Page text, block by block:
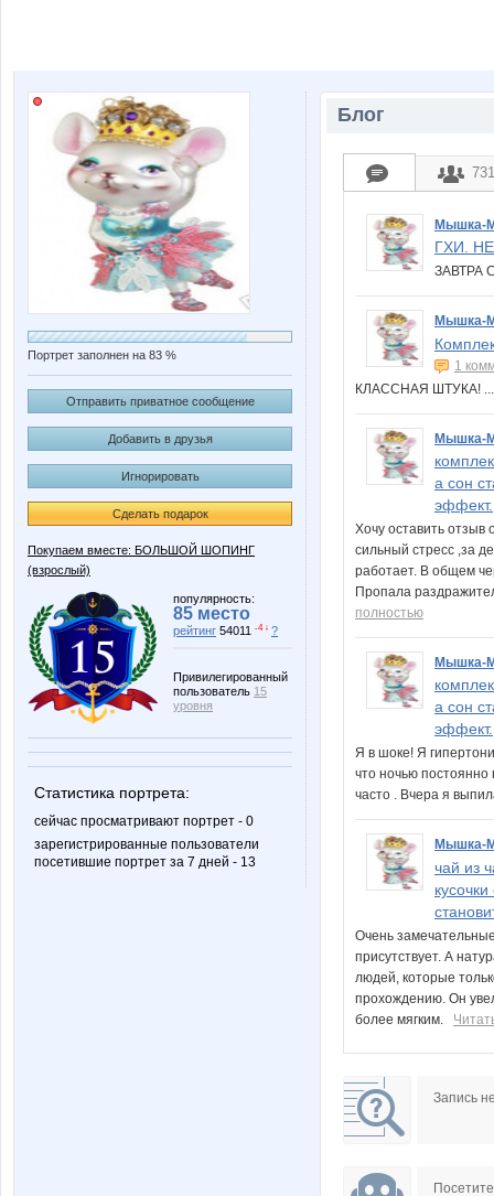
Портрет заполнен на 83 %
Отправить приватное сообщение
Добавить в друзья
Игнорировать
Сделать подарок
Покупаем вместе: БОЛЬШОЙ ШОПИНГ
(взрослый)
популярность:
85 место
рейтинг 54011 -4 ↓ ?
Привилегированный
пользователь 15
уровня
Статистика портрета:
сейчас просматривают портрет - 0
зарегистрированные пользователи
посетившие портрет за 7 дней - 13
Блог
Мышка-
ГХИ.
ЗАВТРА
Мышка-
1
КЛАССНАЯ ШТУКА!
Мышка-
а сон
эффект.
Хочу оставить
сильный стресс ,за
работает. В общем
Пропала
полностью
Мышка-
а сон
эффект.
Я в шоке! Я
что ночью постоянно
часто . Вчера я
Мышка-
чай из
Очень
присутствует. А
людей, которые
прохождению. Он
более мягким.
Запись